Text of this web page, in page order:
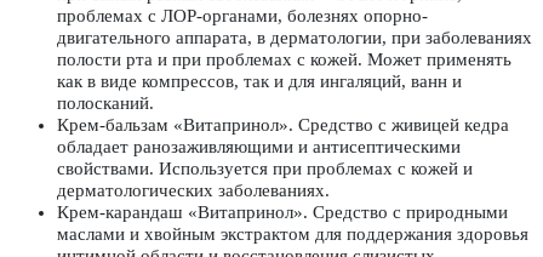
проблемах с ЛОР-органами, болезнях опорно-
двигательного аппарата, в дерматологии, при заболеваниях
полости рта и при проблемах с кожей. Может применять
как в виде компрессов, так и для ингаляций, ванн и
полосканий.
Крем-бальзам «Витапринол». Средство с живицей кедра
обладает ранозаживляющими и антисептическими
свойствами. Используется при проблемах с кожей и
дерматологических заболеваниях.
Крем-карандаш «Витапринол». Средство с природными
маслами и хвойным экстрактом для поддержания здоровья